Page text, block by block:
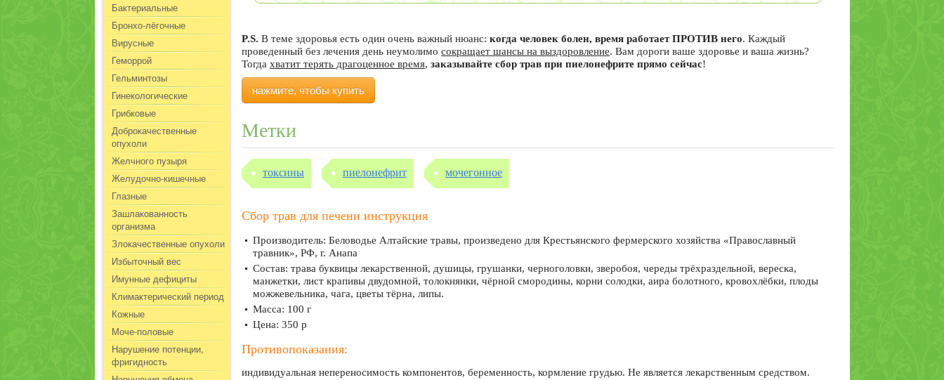
Бактериальные
Бронхо-лёгочные
Вирусные
Геморрой
Гельминтозы
Гинекологические
Грибковые
Доброкачественные
опухоли
Желчного пузыря
Желудочно-кишечные
Глазные
Зашлакованность
организма
Злокачественные опухоли
Избыточный вес
Имунные дефициты
Климактерический период
Кожные
Моче-половые
Нарушение потенции,
фригидность
Березовые почки
P.S. В теме здоровья есть один очень важный нюанс: когда человек болен, время работает ПРОТИВ него. Каждый
проведенный без лечения день неумолимо сокращает шансы на выздоровление. Вам дороги ваше здоровье и ваша жизнь?
Тогда хватит терять драгоценное время, заказывайте сбор трав при пиелонефрите прямо сейчас!
нажмите, чтобы купить
Метки
токсины пиелонефрит мочегонное
Сбор трав для печени инструкция
Производитель: Беловодье Алтайские травы, произведено для Крестьянского фермерского хозяйства «Православный
травник», РФ, г. Анапа
Состав: трава буквицы лекарственной, душицы, грушанки, черноголовки, зверобоя, череды трёхраздельной, вереска,
манжетки, лист крапивы двудомной, толокнянки, чёрной смородины, корни солодки, аира болотного, кровохлёбки, плоды
можжевельника, чага, цветы тёрна, липы.
Масса: 100 г
Цена: 350 р
Противопоказания:
индивидуальная непереносимость компонентов, беременность, кормление грудью. Не является лекарственным средством.